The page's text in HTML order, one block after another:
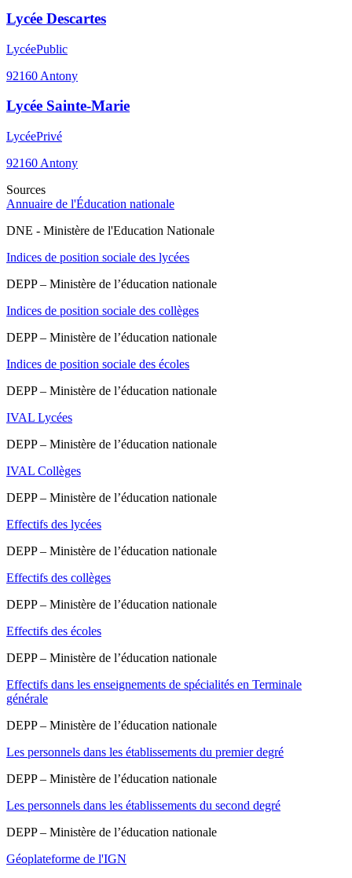
Lycée Descartes
LycéePublic
92160 Antony
Lycée Sainte-Marie
LycéePrivé
92160 Antony
Sources
Annuaire de l'Éducation nationale
DNE - Ministère de l'Education Nationale
Indices de position sociale des lycées
DEPP – Ministère de l’éducation nationale
Indices de position sociale des collèges
DEPP – Ministère de l’éducation nationale
Indices de position sociale des écoles
DEPP – Ministère de l’éducation nationale
IVAL Lycées
DEPP – Ministère de l’éducation nationale
IVAL Collèges
DEPP – Ministère de l’éducation nationale
Effectifs des lycées
DEPP – Ministère de l’éducation nationale
Effectifs des collèges
DEPP – Ministère de l’éducation nationale
Effectifs des écoles
DEPP – Ministère de l’éducation nationale
Effectifs dans les enseignements de spécialités en Terminale
générale
DEPP – Ministère de l’éducation nationale
Les personnels dans les établissements du premier degré
DEPP – Ministère de l’éducation nationale
Les personnels dans les établissements du second degré
DEPP – Ministère de l’éducation nationale
Géoplateforme de l'IGN